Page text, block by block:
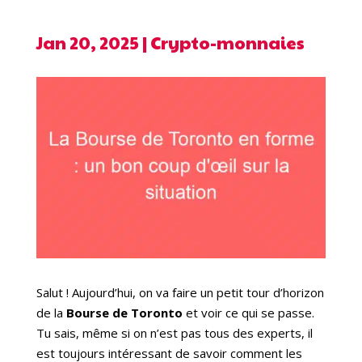
Jan 20, 2025 | Crypto-monnaies
Salut ! Aujourd’hui, on va faire un petit tour d’horizon
de la Bourse de Toronto et voir ce qui se passe.
Tu sais, même si on n’est pas tous des experts, il
est toujours intéressant de savoir comment les